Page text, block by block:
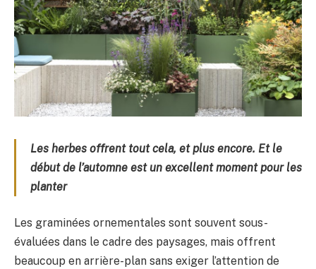
Les herbes offrent tout cela, et plus encore. Et le
début de l’automne est un excellent moment pour les
planter
Les graminées ornementales sont souvent sous-
évaluées dans le cadre des paysages, mais offrent
beaucoup en arrière-plan sans exiger l’attention de